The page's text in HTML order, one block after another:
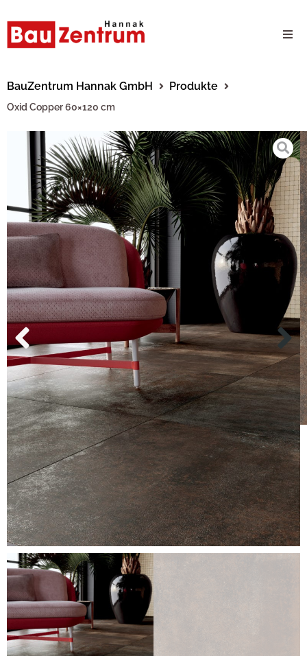
Unternehmen
24/7 Schauraum
Produkte
Karriere
Kundenservice
BauZentrum Hannak GmbH Produkte
Oxid Copper 60×120 cm